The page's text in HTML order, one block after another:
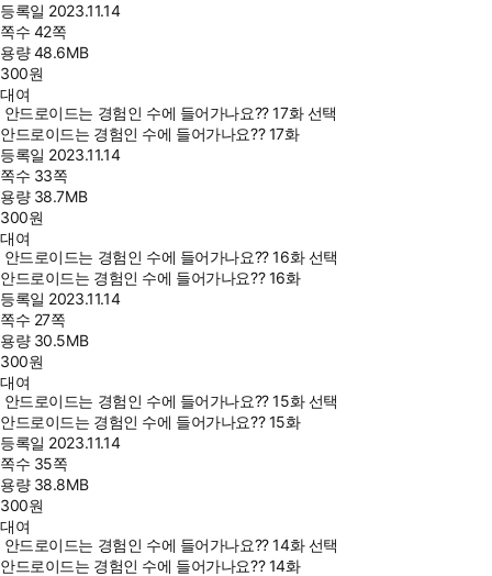
등록일 2023.11.14
쪽수 42쪽
용량48.6MB
300원
대여
안드로이드는 경험인 수에 들어가나요?? 17화 선택
안드로이드는 경험인 수에 들어가나요?? 17화
등록일 2023.11.14
쪽수 33쪽
용량 38.7MB
300원
대여
안드로이드는 경험인 수에 들어가나요?? 16화 선택
안드로이드는 경험인 수에 들어가나요?? 16화
등록일 2023.11.14
쪽수 27쪽
용량 30.5MB
300원
대여
안드로이드는 경험인 수에 들어가나요?? 15화 선택
안드로이드는 경험인 수에 들어가나요?? 15화
등록일 2023.11.14
쪽수 35쪽
용량 38.8MB
300원
대여
안드로이드는 경험인 수에 들어가나요?? 14화 선택
안드로이드는 경험인 수에 들어가나요?? 14화